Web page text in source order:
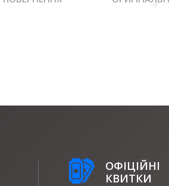
ОФІЦІЙНІ
КВИТКИ